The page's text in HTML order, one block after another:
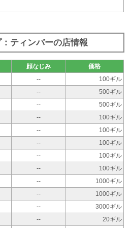
ティンバーの店情報
顔なじみ
価格
--
100ギル
--
500ギル
--
500ギル
--
100ギル
--
100ギル
--
100ギル
--
100ギル
--
100ギル
--
1000ギル
--
1000ギル
--
3000ギル
--
20ギル